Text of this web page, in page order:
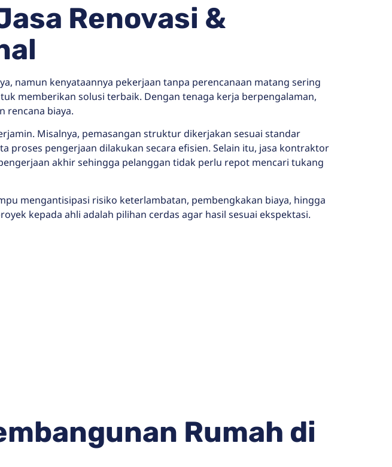
Renovasi &
namun kenyataannya pekerjaan tanpa perencanaan matang sering
memberikan solusi terbaik. Dengan tenaga kerja berpengalaman,
rencana biaya.
Misalnya, pemasangan struktur dikerjakan sesuai standar
proses pengerjaan dilakukan secara efisien. Selain itu, jasa kontraktor
akhir sehingga pelanggan tidak perlu repot mencari tukang
mengantisipasi risiko keterlambatan, pembengkakan biaya, hingga
kepada ahli adalah pilihan cerdas agar hasil sesuai ekspektasi.
Rumah di